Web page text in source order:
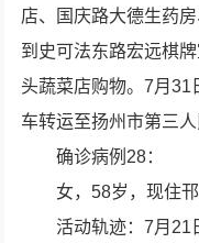
店、国庆路大德生药
到史可法东路宏远棋
头蔬菜店购物。7月31
车转运至扬州市第三
确诊病例28：
女，58岁，现住
活动轨迹：7月21